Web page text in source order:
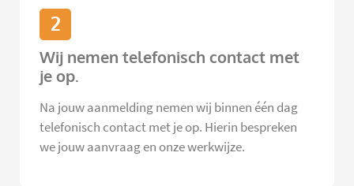
2
Wij nemen telefonisch contact met
je op.
Na jouw aanmelding nemen wij binnen één dag
telefonisch contact met je op. Hierin bespreken
we jouw aanvraag en onze werkwijze.